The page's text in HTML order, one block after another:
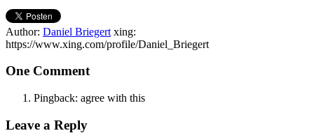
Author: Daniel Briegert xing:
https://www.xing.com/profile/Daniel_Briegert
One Comment
Pingback: agree with this
Leave a Reply